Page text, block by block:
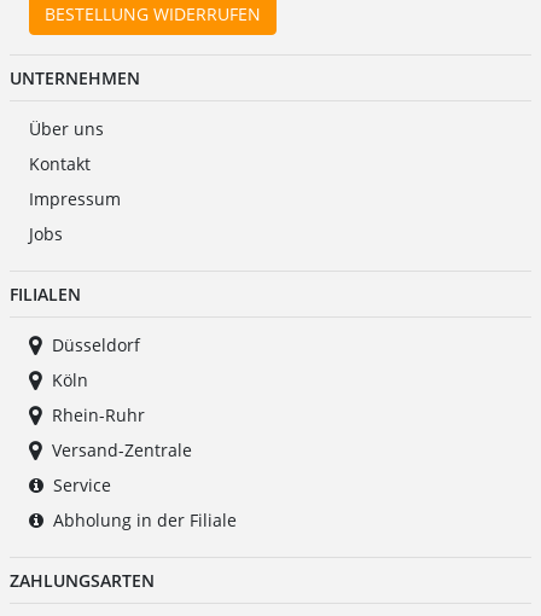
BESTELLUNG WIDERRUFEN
UNTERNEHMEN
Über uns
Kontakt
Impressum
Jobs
FILIALEN
Düsseldorf
Köln
Rhein-Ruhr
Versand-Zentrale
Service
Abholung in der Filiale
ZAHLUNGSARTEN